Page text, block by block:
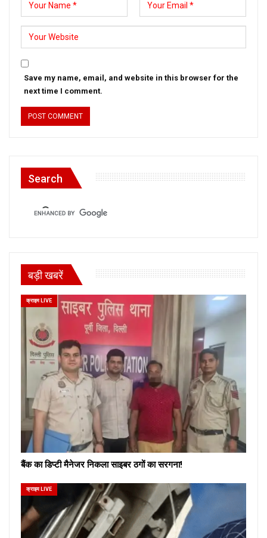
Save my name, email, and website in this browser for the
next time I comment.
Search
बड़ी खबरें
क्राइम LIVE
बैंक का डिप्टी मैनेजर निकला साइबर ठगों का सरगना!
क्राइम LIVE